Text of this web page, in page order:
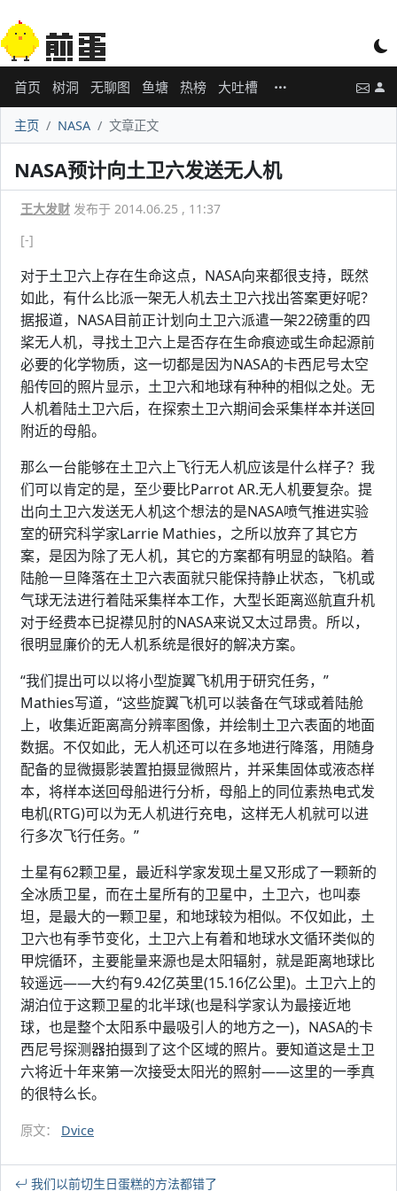
首页 树洞 无聊图 鱼塘 热榜 大吐槽
主页 NASA 文章正文
NASA预计向土卫六发送无人机
王大发财 发布于 2014.06.25 , 11:37
[-]
对于土卫六上存在生命这点，NASA向来都很支持，既然
如此，有什么比派一架无人机去土卫六找出答案更好呢？
据报道，NASA目前正计划向土卫六派遣一架22磅重的四
桨无人机，寻找土卫六上是否存在生命痕迹或生命起源前
必要的化学物质，这一切都是因为NASA的卡西尼号太空
船传回的照片显示，土卫六和地球有种种的相似之处。无
人机着陆土卫六后，在探索土卫六期间会采集样本并送回
附近的母船。
那么一台能够在土卫六上飞行无人机应该是什么样子？我
们可以肯定的是，至少要比Parrot AR.无人机要复杂。提
出向土卫六发送无人机这个想法的是NASA喷气推进实验
室的研究科学家Larrie Mathies，之所以放弃了其它方
案，是因为除了无人机，其它的方案都有明显的缺陷。着
陆舱一旦降落在土卫六表面就只能保持静止状态，飞机或
气球无法进行着陆采集样本工作，大型长距离巡航直升机
对于经费本已捉襟见肘的NASA来说又太过昂贵。所以，
很明显廉价的无人机系统是很好的解决方案。
“我们提出可以以将小型旋翼飞机用于研究任务，”
Mathies写道，“这些旋翼飞机可以装备在气球或着陆舱
上，收集近距离高分辨率图像，并绘制土卫六表面的地面
数据。不仅如此，无人机还可以在多地进行降落，用随身
配备的显微摄影装置拍摄显微照片，并采集固体或液态样
本，将样本送回母船进行分析，母船上的同位素热电式发
电机(RTG)可以为无人机进行充电，这样无人机就可以进
行多次飞行任务。”
土星有62颗卫星，最近科学家发现土星又形成了一颗新的
全冰质卫星，而在土星所有的卫星中，土卫六，也叫泰
坦，是最大的一颗卫星，和地球较为相似。不仅如此，土
卫六也有季节变化，土卫六上有着和地球水文循环类似的
甲烷循环，主要能量来源也是太阳辐射，就是距离地球比
较遥远——大约有9.42亿英里(15.16亿公里)。土卫六上的
湖泊位于这颗卫星的北半球(也是科学家认为最接近地
球，也是整个太阳系中最吸引人的地方之一)，NASA的卡
西尼号探测器拍摄到了这个区域的照片。要知道这是土卫
六将近十年来第一次接受太阳光的照射——这里的一季真
的很特么长。
原文： Dvice
我们以前切生日蛋糕的方法都错了